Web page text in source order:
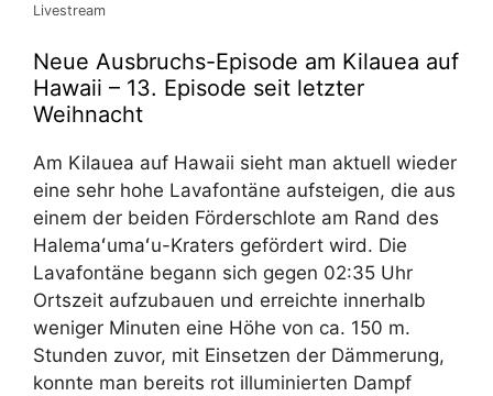
Livestream
Neue Ausbruchs-Episode am Kilauea auf
Hawaii – 13. Episode seit letzter
Weihnacht
Am Kilauea auf Hawaii sieht man aktuell wieder
eine sehr hohe Lavafontäne aufsteigen, die aus
einem der beiden Förderschlote am Rand des
Halemaʻumaʻu-Kraters gefördert wird. Die
Lavafontäne begann sich gegen 02:35 Uhr
Ortszeit aufzubauen und erreichte innerhalb
weniger Minuten eine Höhe von ca. 150 m.
Stunden zuvor, mit Einsetzen der Dämmerung,
konnte man bereits rot illuminierten Dampf